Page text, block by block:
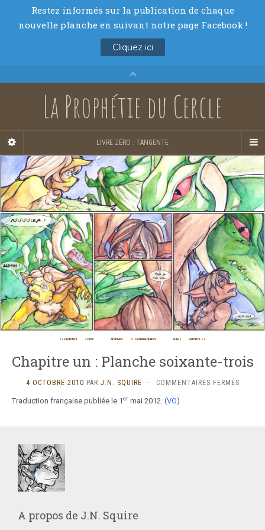
La Prophétie du Cercle
LIVRE ZÉRO : TANGENTE
<< Première < Préc Archives 0 Commentaires Suiv > Dernière >>
Chapitre un : Planche soixante-trois
4 OCTOBRE 2010 PAR J.N. SQUIRE · COMMENTAIRES FERMÉSSUR
Traduction française publiée le 1er mai 2012. (VO)
A propos de J.N. Squire